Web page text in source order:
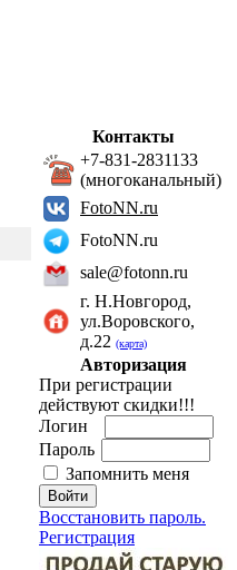
Контакты
+7-831-2831133
(многоканальный)
FotoNN.ru
FotoNN.ru
sale@fotonn.ru
г. Н.Новгород,
ул.Воровского,
д.22 (карта)
Авторизация
При регистрации
действуют скидки!!!
Логин
Пароль
Запомнить меня
Восстановить пароль.
Регистрация